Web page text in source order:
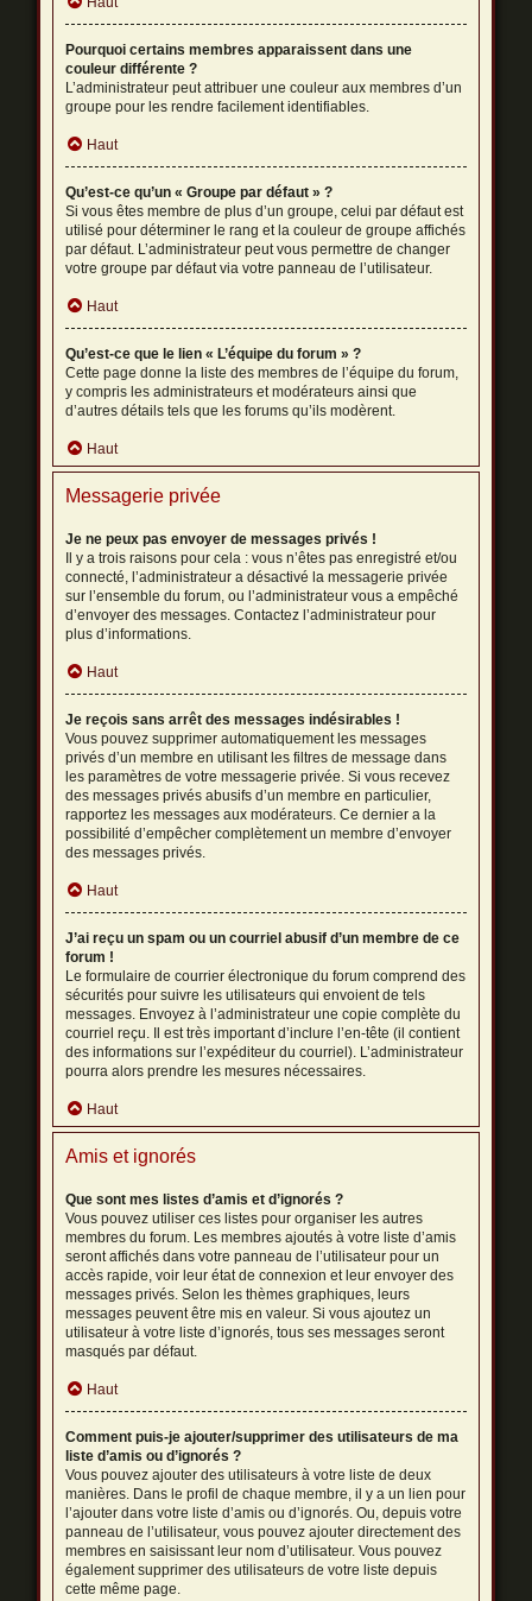
Pourquoi certains membres apparaissent dans une
couleur différente ?
L’administrateur peut attribuer une couleur aux membres d’un
groupe pour les rendre facilement identifiables.
Haut
Qu’est-ce qu’un « Groupe par défaut » ?
Si vous êtes membre de plus d’un groupe, celui par défaut est
utilisé pour déterminer le rang et la couleur de groupe affichés
par défaut. L’administrateur peut vous permettre de changer
votre groupe par défaut via votre panneau de l’utilisateur.
Haut
Qu’est-ce que le lien « L’équipe du forum » ?
Cette page donne la liste des membres de l’équipe du forum,
y compris les administrateurs et modérateurs ainsi que
d’autres détails tels que les forums qu’ils modèrent.
Haut
Messagerie privée
Je ne peux pas envoyer de messages privés !
Il y a trois raisons pour cela : vous n’êtes pas enregistré et/ou
connecté, l’administrateur a désactivé la messagerie privée
sur l’ensemble du forum, ou l’administrateur vous a empêché
d’envoyer des messages. Contactez l’administrateur pour
plus d’informations.
Haut
Je reçois sans arrêt des messages indésirables !
Vous pouvez supprimer automatiquement les messages
privés d’un membre en utilisant les filtres de message dans
les paramètres de votre messagerie privée. Si vous recevez
des messages privés abusifs d’un membre en particulier,
rapportez les messages aux modérateurs. Ce dernier a la
possibilité d’empêcher complètement un membre d’envoyer
des messages privés.
Haut
J’ai reçu un spam ou un courriel abusif d’un membre de ce
forum !
Le formulaire de courrier électronique du forum comprend des
sécurités pour suivre les utilisateurs qui envoient de tels
messages. Envoyez à l’administrateur une copie complète du
courriel reçu. Il est très important d’inclure l’en-tête (il contient
des informations sur l’expéditeur du courriel). L’administrateur
pourra alors prendre les mesures nécessaires.
Haut
Amis et ignorés
Que sont mes listes d’amis et d’ignorés ?
Vous pouvez utiliser ces listes pour organiser les autres
membres du forum. Les membres ajoutés à votre liste d’amis
seront affichés dans votre panneau de l’utilisateur pour un
accès rapide, voir leur état de connexion et leur envoyer des
messages privés. Selon les thèmes graphiques, leurs
messages peuvent être mis en valeur. Si vous ajoutez un
utilisateur à votre liste d’ignorés, tous ses messages seront
masqués par défaut.
Haut
Comment puis-je ajouter/supprimer des utilisateurs de ma
liste d’amis ou d’ignorés ?
Vous pouvez ajouter des utilisateurs à votre liste de deux
manières. Dans le profil de chaque membre, il y a un lien pour
l’ajouter dans votre liste d’amis ou d’ignorés. Ou, depuis votre
panneau de l’utilisateur, vous pouvez ajouter directement des
membres en saisissant leur nom d’utilisateur. Vous pouvez
également supprimer des utilisateurs de votre liste depuis
cette même page.